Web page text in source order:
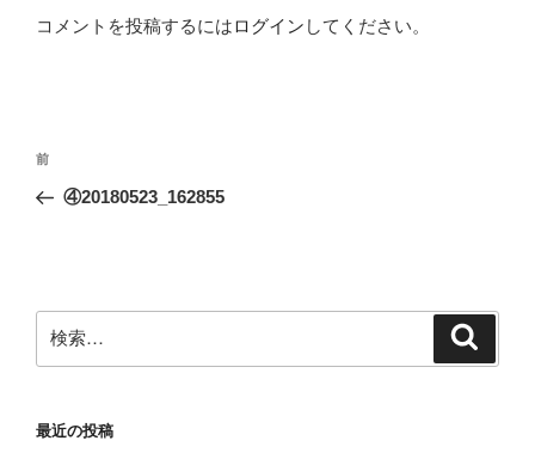
コメントを投稿するにはログイン してください。
投
ナ
ー
シ
前
の
前
④20180523_162855
索:
最近の投稿